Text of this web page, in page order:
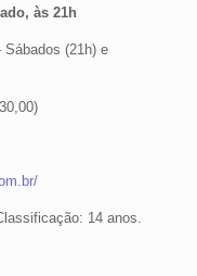
às 21h
Sábados (21h) e
14 anos.